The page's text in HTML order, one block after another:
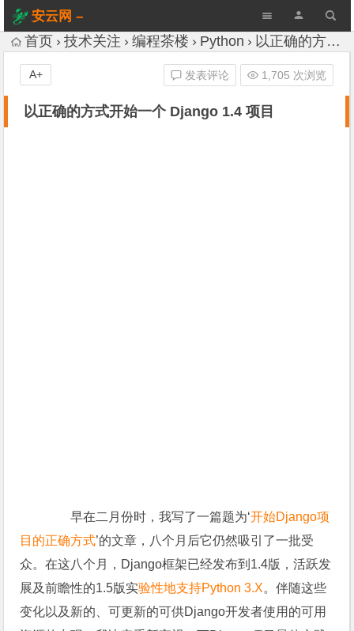
安云网 –
AnYun.ORG
首页 技术关注 编程茶楼 Python 以正确的方式开始一个 Django 1.4 项目
以正确的方式开始一个 Django 1.4 项目
发表评论 1,705 次浏览
A+
早在二月份时，我写了一篇题为‘开始Django项
目的正确方式’的文章，八个月后它仍然吸引了一批受
众。在这八个月，Django框架已经发布到1.4版，活跃发
展及前瞻性的1.5版实验性地支持Python 3.X。伴随这些
变化以及新的、可更新的可供Django开发者使用的可用